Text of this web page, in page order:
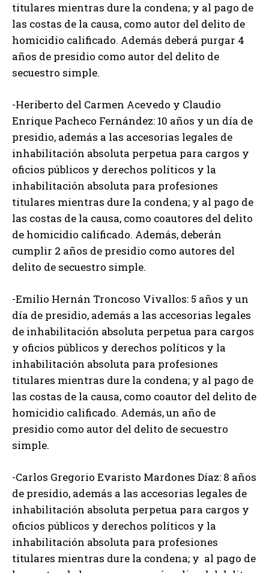
titulares mientras dure la condena; y al pago de
las costas de la causa, como autor del delito de
homicidio calificado. Además deberá purgar 4
años de presidio como autor del delito de
secuestro simple.
-Heriberto del Carmen Acevedo y Claudio
Enrique Pacheco Fernández: 10 años y un día de
presidio, además a las accesorias legales de
inhabilitación absoluta perpetua para cargos y
oficios públicos y derechos políticos y la
inhabilitación absoluta para profesiones
titulares mientras dure la condena; y al pago de
las costas de la causa, como coautores del delito
de homicidio calificado. Además, deberán
cumplir 2 años de presidio como autores del
delito de secuestro simple.
-Emilio Hernán Troncoso Vivallos: 5 años y un
día de presidio, además a las accesorias legales
de inhabilitación absoluta perpetua para cargos
y oficios públicos y derechos políticos y la
inhabilitación absoluta para profesiones
titulares mientras dure la condena; y al pago de
las costas de la causa, como coautor del delito de
homicidio calificado. Además, un año de
presidio como autor del delito de secuestro
simple.
-Carlos Gregorio Evaristo Mardones Díaz: 8 años
de presidio, además a las accesorias legales de
inhabilitación absoluta perpetua para cargos y
oficios públicos y derechos políticos y la
inhabilitación absoluta para profesiones
titulares mientras dure la condena; y al pago de